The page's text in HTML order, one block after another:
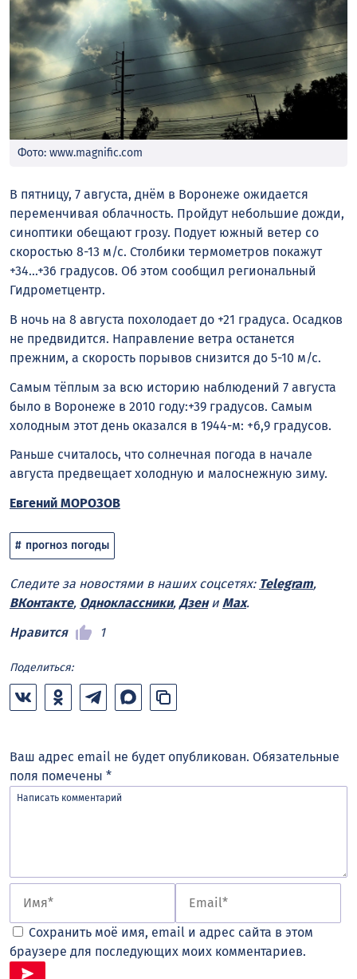
Фото: www.magnific.com
В пятницу, 7 августа, днём в Воронеже ожидается
переменчивая облачность. Пройдут небольшие дожди,
синоптики обещают грозу. Подует южный ветер со
скоростью 8-13 м/с. Столбики термометров покажут
+34…+36 градусов. Об этом сообщил региональный
Гидрометцентр.
В ночь на 8 августа похолодает до +21 градуса. Осадков
не предвидится. Направление ветра останется
прежним, а скорость порывов снизится до 5-10 м/с.
Самым тёплым за всю историю наблюдений 7 августа
было в Воронеже в 2010 году:+39 градусов. Самым
холодным этот день оказался в 1944-м: +6,9 градусов.
Раньше считалось, что солнечная погода в начале
августа предвещает холодную и малоснежную зиму.
Евгений МОРОЗОВ
прогноз погоды
Следите за новостями в наших соцсетях: Telegram,
ВКонтакте, Одноклассники, Дзени Max.
Нравится
1
Поделиться:
Ваш адрес email не будет опубликован. Обязательные
поля помечены *
Сохранить моё имя, email и адрес сайта в этом
браузере для последующих моих комментариев.